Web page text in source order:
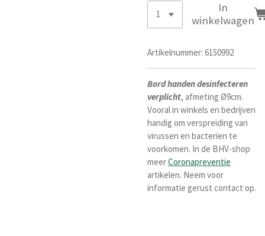
In
winkelwagen
Artikelnummer: 6150992
Bord handen desinfecteren
verplicht, afmeting Ø9cm.
Vooral in winkels en bedrijven
handig om verspreiding van
virussen en bacterien te
voorkomen. In de BHV-shop
meerCoronapreventie
artikelen. Neem voor
informatie gerust contact op.